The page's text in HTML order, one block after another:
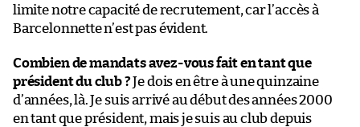
limite notre capacité de recrutement, car l’accès à
Barcelonnette n’est pas évident.
Combien de mandats avez-vous fait en tant que
président du club ?Je dois en être à une quinzaine
d’années, là. Je suis arrivé au début des années 2000
en tant que président, mais je suis au club depuis